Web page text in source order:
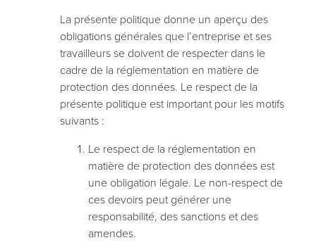
La présente politique donne un aperçu des
obligations générales que l’entreprise et ses
travailleurs se doivent de respecter dans le
cadre de la réglementation en matière de
protection des données. Le respect de la
présente politique est important pour les motifs
suivants :
Le respect de la réglementation en
matière de protection des données est
une obligation légale. Le non-respect de
ces devoirs peut générer une
responsabilité, des sanctions et des
amendes.